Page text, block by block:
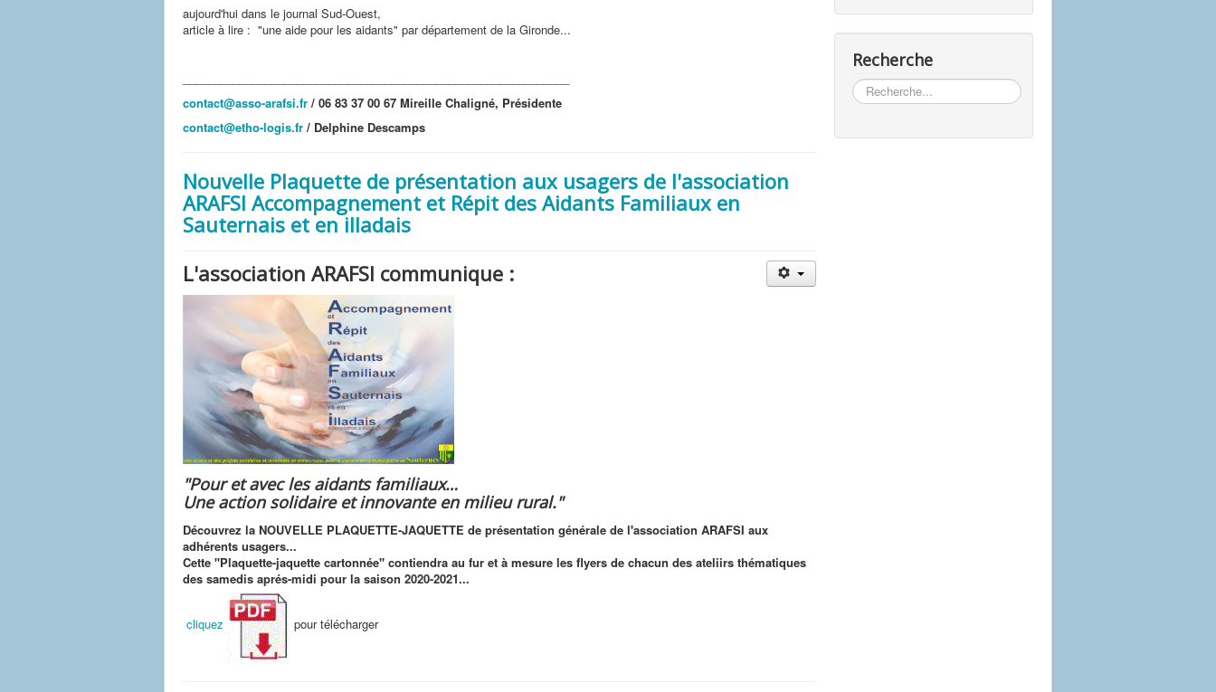
aujourd'hui dans le journal Sud-Ouest,
article à lire : "une aide pour les aidants" par département de la Gironde...
contact@asso-arafsi.fr / 06 83 37 00 67 Mireille Chaligné, Présidente
contact@etho-logis.fr / Delphine Descamps
Nouvelle Plaquette de présentation aux usagers de l'association
ARAFSI Accompagnement et Répit des Aidants Familiaux en
Sauternais et en illadais
L'association ARAFSI communique :
"Pour et avec les aidants familiaux…
Une action solidaire et innovante en milieu rural."
Découvrez la NOUVELLE PLAQUETTE-JAQUETTE de présentation générale de l'association ARAFSI aux
adhérents usagers...
Cette "Plaquette-jaquette cartonnée" contiendra au fur et à mesure les flyers de chacun des ateliirs thématiques
des samedis aprés-midi pour la saison 2020-2021...
cliquez pour télécharger
Recherche
Rechercher